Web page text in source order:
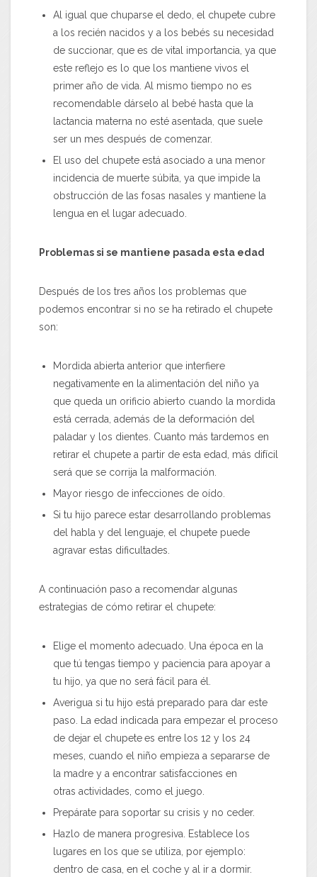
Al igual que chuparse el dedo, el chupete cubre
a los recién nacidos y a los bebés su necesidad
de succionar, que es de vital importancia, ya que
este reflejo es lo que los mantiene vivos el
primer año de vida. Al mismo tiempo no es
recomendable dárselo al bebé hasta que la
lactancia materna no esté asentada, que suele
ser un mes después de comenzar.
El uso del chupete está asociado a una menor
incidencia de muerte súbita, ya que impide la
obstrucción de las fosas nasales y mantiene la
lengua en el lugar adecuado.
Problemas si se mantiene pasada esta edad
Después de los tres años los problemas que
podemos encontrar si no se ha retirado el chupete
son:
Mordida abierta anterior que interfiere
negativamente en la alimentación del niño ya
que queda un orificio abierto cuando la mordida
está cerrada, además de la deformación del
paladar y los dientes. Cuanto más tardemos en
retirar el chupete a partir de esta edad, más difícil
será que se corrija la malformación.
Mayor riesgo de infecciones de oído.
Si tu hijo parece estar desarrollando problemas
del habla y del lenguaje, el chupete puede
agravar estas dificultades.
A continuación paso a recomendar algunas
estrategias de cómo retirar el chupete:
Elige el momento adecuado. Una época en la
que tú tengas tiempo y paciencia para apoyar a
tu hijo, ya que no será fácil para él.
Averigua si tu hijo está preparado para dar este
paso. La edad indicada para empezar el proceso
de dejar el chupetees entre los 12 y los 24
meses, cuando el niño empieza a separarse de
la madre y a encontrar satisfacciones en
otras actividades, como el juego.
Prepárate para soportar su crisis y no ceder.
Hazlo de manera progresiva. Establece los
lugares en los que se utiliza, por ejemplo:
dentro de casa, en el coche y al ir a dormir.